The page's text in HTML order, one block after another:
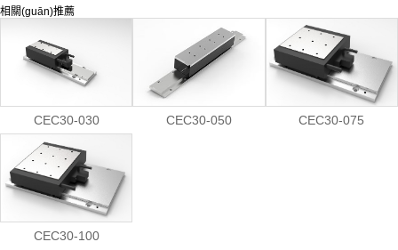
相關(guān)推薦
CEC30-030 CEC30-050 CEC30-075
CEC30-100